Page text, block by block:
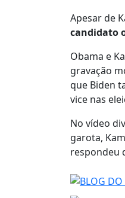
Apesar de
candidato
Obama e
gravação
que Biden
vice nas
No vídeo
garota,
respondeu